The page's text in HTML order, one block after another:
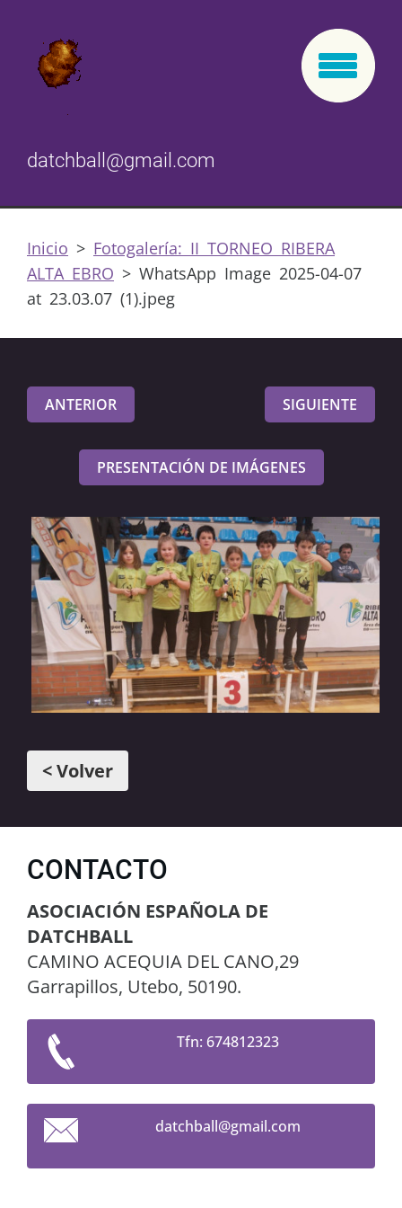
datchball@gmail.com
Inicio > Fotogalería: II TORNEO RIBERA
ALTA EBRO > WhatsApp Image 2025-04-07
at 23.03.07 (1).jpeg
ANTERIOR SIGUIENTE
PRESENTACIÓN DE IMÁGENES
< Volver
CONTACTO
ASOCIACIÓN ESPAÑOLA DE
DATCHBALL
CAMINO ACEQUIA DEL CANO,29
Garrapillos, Utebo, 50190.
Tfn: 674812323
datchball@gmail.com